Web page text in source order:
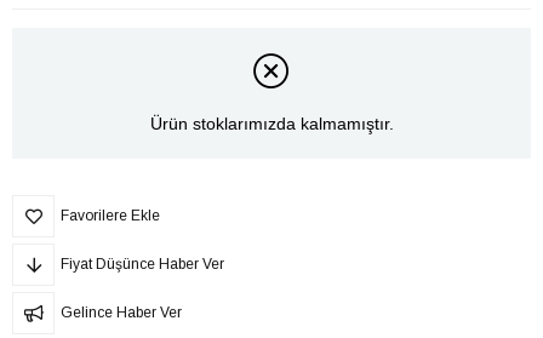
Ürün stoklarımızda kalmamıştır.
Favorilere Ekle
Fiyat Düşünce Haber Ver
Gelince Haber Ver